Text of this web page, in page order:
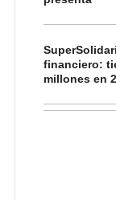
financiero:
millones en